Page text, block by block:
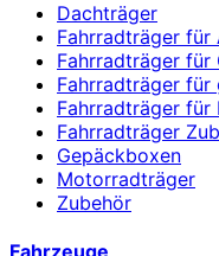
Dachträger
Fahrradträger für
Fahrradträger für
Fahrradträger
Fahrradträger für
Fahrradträger
Gepäckboxen
Motorradträger
Zubehör